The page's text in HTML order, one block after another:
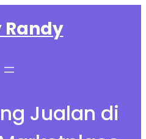
Randy
Jualan di